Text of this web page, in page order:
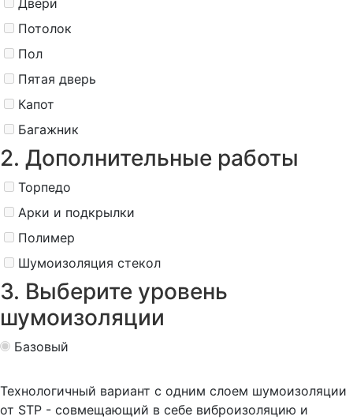
Двери
Потолок
Пол
Пятая дверь
Капот
Багажник
2. Дополнительные работы
Торпедо
Арки и подкрылки
Полимер
Шумоизоляция стекол
3. Выберите уровень
шумоизоляции
Базовый
Технологичный вариант с одним слоем шумоизоляции
от STP - совмещающий в себе виброизоляцию и